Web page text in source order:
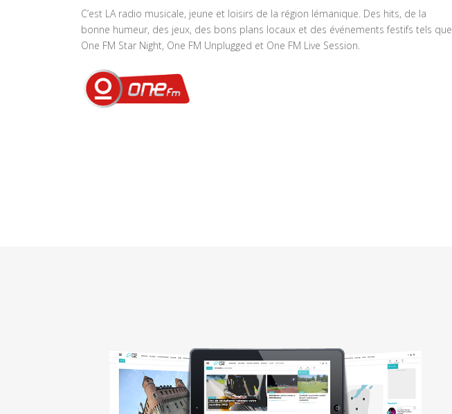
C’est LA radio musicale, jeune et loisirs de la région lémanique. Des hits, de la
bonne humeur, des jeux, des bons plans locaux et des événements festifs tels que
One FM Star Night, One FM Unplugged et One FM Live Session.